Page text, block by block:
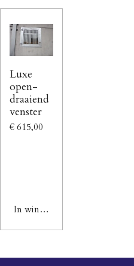
Luxe
open-
draaiend
venster
€ 615,00
In winkelwagen